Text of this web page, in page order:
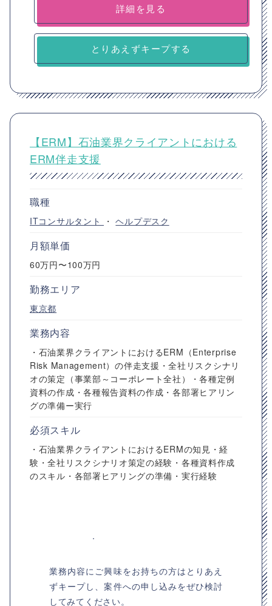
詳細を見る
とりあえずキープする
【ERM】石油業界クライアントにおける
ERM伴走支援
職種
ITコンサルタント ・ヘルプデスク
月額単価
60万円〜100万円
勤務エリア
東京都
業務内容
・石油業界クライアントにおけるERM（Enterprise
Risk Management）の伴走支援・全社リスクシナリ
オの策定（事業部～コーポレート全社）・各種定例
資料の作成・各種報告資料の作成・各部署ヒアリン
グの準備ー実行
必須スキル
・石油業界クライアントにおけるERMの知見・経
験・全社リスクシナリオ策定の経験・各種資料作成
のスキル・各部署ヒアリングの準備・実行経験
業務内容にご興味をお持ちの方はとりあえ
ずキープし、案件への申し込みをぜひ検討
してみてください。